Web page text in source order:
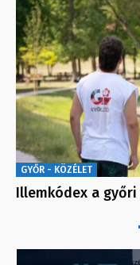
GYŐR - KÖZÉLET
Illemkódex a